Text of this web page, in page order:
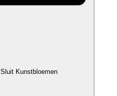
Sluit Kunstbloemen